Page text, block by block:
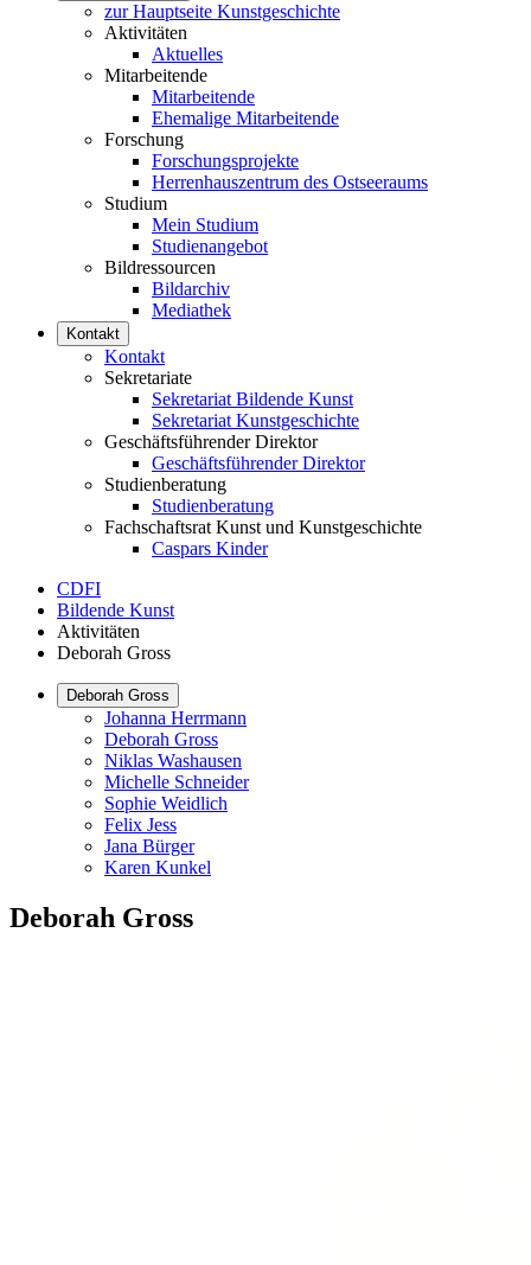
zur Hauptseite Kunstgeschichte
Aktivitäten
Aktuelles
Mitarbeitende
Mitarbeitende
Ehemalige Mitarbeitende
Forschung
Forschungsprojekte
Herrenhauszentrum des Ostseeraums
Studium
Mein Studium
Studienangebot
Bildressourcen
Bildarchiv
Mediathek
Kontakt
Kontakt
Sekretariate
Sekretariat Bildende Kunst
Sekretariat Kunstgeschichte
Geschäftsführender Direktor
Geschäftsführender Direktor
Studienberatung
Studienberatung
Fachschaftsrat Kunst und Kunstgeschichte
Caspars Kinder
CDFI
Bildende Kunst
Aktivitäten
Deborah Gross
Deborah Gross
Johanna Herrmann
Deborah Gross
Niklas Washausen
Michelle Schneider
Sophie Weidlich
Felix Jess
Jana Bürger
Karen Kunkel
Deborah Gross